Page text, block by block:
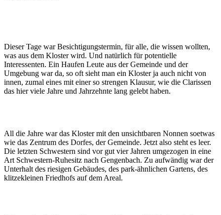
Dieser Tage war Besichtigungstermin, für alle, die wissen wollten,
was aus dem Kloster wird. Und natürlich für potentielle
Interessenten. Ein Haufen Leute aus der Gemeinde und der
Umgebung war da, so oft sieht man ein Kloster ja auch nicht von
innen, zumal eines mit einer so strengen Klausur, wie die Clarissen
das hier viele Jahre und Jahrzehnte lang gelebt haben.
All die Jahre war das Kloster mit den unsichtbaren Nonnen soetwas
wie das Zentrum des Dorfes, der Gemeinde. Jetzt also steht es leer.
Die letzten Schwestern sind vor gut vier Jahren umgezogen in eine
Art Schwestern-Ruhesitz nach Gengenbach. Zu aufwändig war der
Unterhalt des riesigen Gebäudes, des park-ähnlichen Gartens, des
klitzekleinen Friedhofs auf dem Areal.